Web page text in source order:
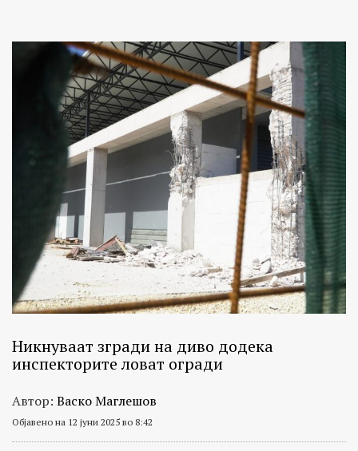
Никнуваат згради на диво додека
инспекторите ловат огради
Автор: Васко Маглешов
Објавено на 12 јуни 2025 во 8:42